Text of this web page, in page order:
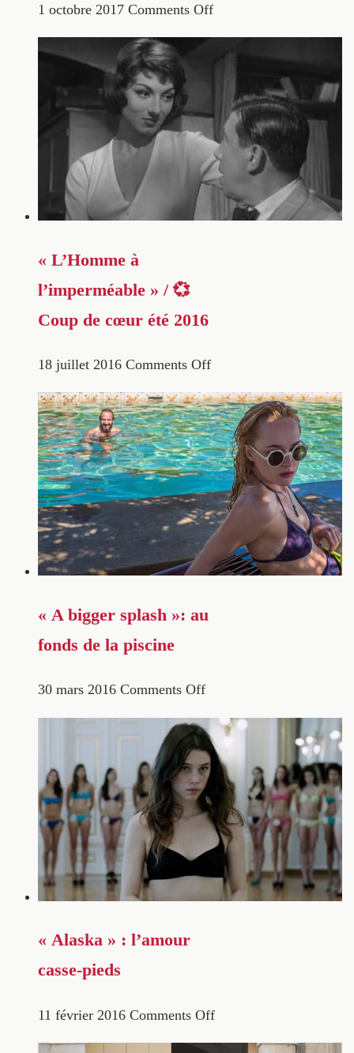
1 octobre 2017 Comments Off
« L’Homme à
l’imperméable » / 💞
Coup de cœur été 2016
18 juillet 2016 Comments Off
« A bigger splash »: au
fonds de la piscine
30 mars 2016 Comments Off
« Alaska » : l’amour
casse-pieds
11 février 2016 Comments Off